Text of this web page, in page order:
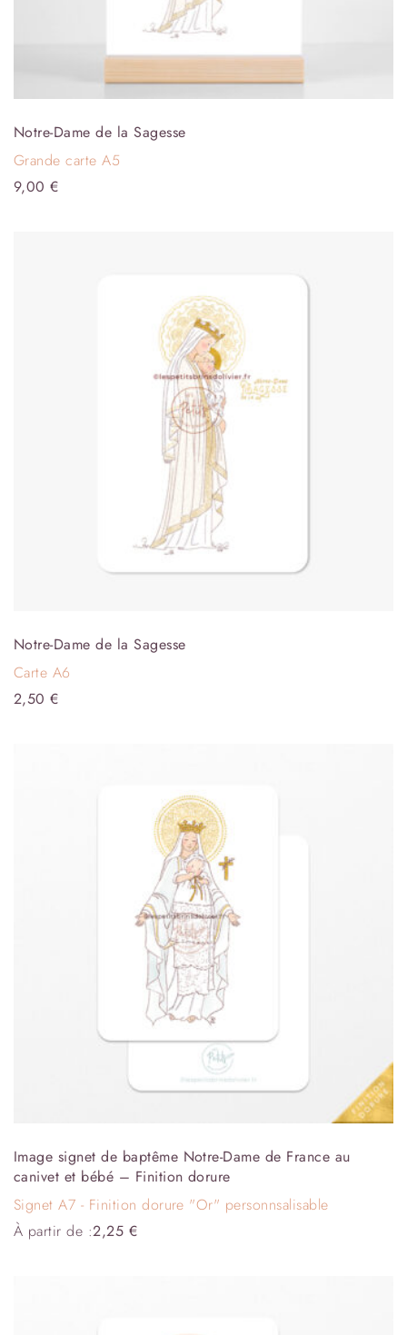
Notre-Dame de la Sagesse
Grande carte A5
9,00€
Notre-Dame de la Sagesse
Carte A6
2,50€
Image signet de baptême Notre-Dame de France au
canivet et bébé – Finition dorure
Signet A7 - Finition dorure "Or" personnsalisable
À partir de :2,25 €